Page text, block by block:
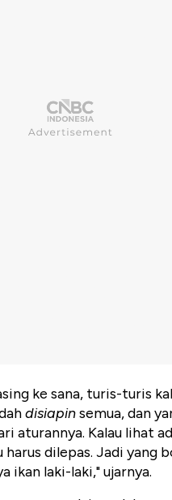
ke sana, turis-turis
disiapinsemua, dan
aturannya. Kalau lihat
dilepas. Jadi yang
ikan laki-laki," ujarnya.